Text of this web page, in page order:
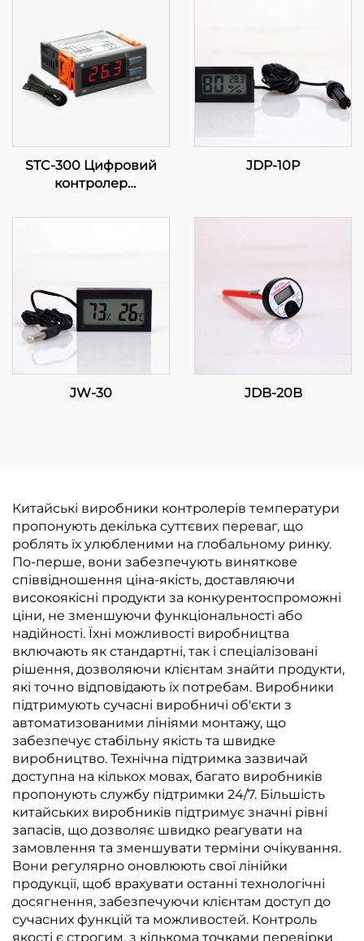
STC-300 Цифровий
контролер
та функціональність
JDP-10P
JW-30 JDB-20B
Китайські виробники контролерів температури
пропонують декілька суттєвих переваг, що
роблять їх улюбленими на глобальному ринку.
По-перше, вони забезпечують виняткове
співвідношення ціна-якість, доставляючи
високоякісні продукти за конкурентоспроможні
ціни, не зменшуючи функціональності або
надійності. Їхні можливості виробництва
включають як стандартні, так і спеціалізовані
рішення, дозволяючи клієнтам знайти продукти,
які точно відповідають їх потребам. Виробники
підтримують сучасні виробничі об'єкти з
автоматизованими лініями монтажу, що
забезпечує стабільну якість та швидке
виробництво. Технічна підтримка зазвичай
доступна на кількох мовах, багато виробників
пропонують службу підтримки 24/7. Більшість
китайських виробників підтримує значні рівні
запасів, що дозволяє швидко реагувати на
замовлення та зменшувати терміни очікування.
Вони регулярно оновлюють свої лінійки
продукції, щоб врахувати останні технологічні
досягнення, забезпечуючи клієнтам доступ до
сучасних функцій та можливостей. Контроль
якості є строгим, з кількома точками перевірки